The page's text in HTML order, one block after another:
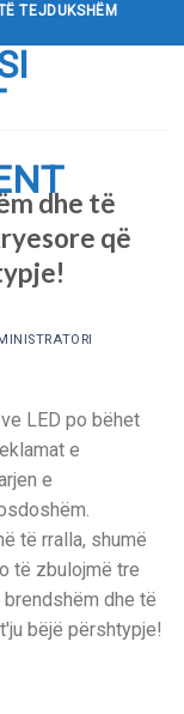
TEJDUKSHËM
dhe të
që
LED po bëhet
e
e
të rralla, shumë
të zbulojmë tre
dhe të
bëjë përshtypje!